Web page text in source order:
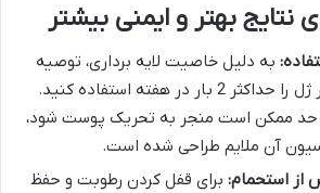
نتایج بهتر و ایمنی بیشتر
به دلیل خاصیت لایه برداری، توصیه
می شود این شاور ژل را حداکثر 2 بار در هفته استفاده کنید.
حد ممکن است منجر به تحریک پوست شود،
آن ملایم طراحی شده است.
از استحمام: برای قفل کردن رطوبت و حفظ